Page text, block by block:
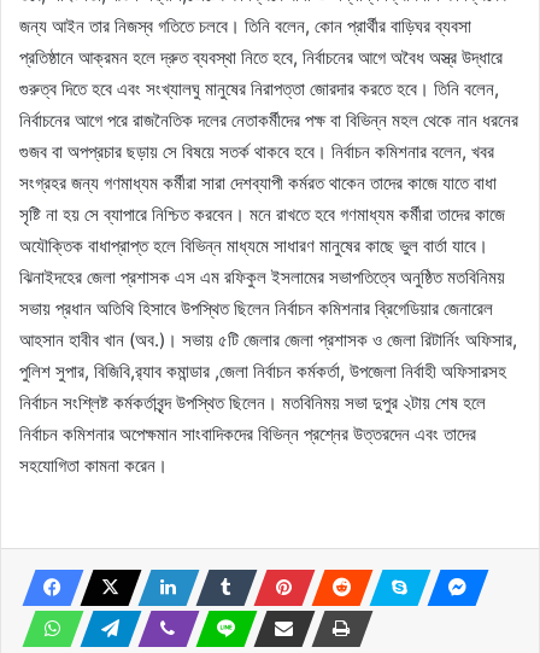
জন্য আইন তার নিজস্ব গতিতে চলবে। তিনি বলেন, কোন প্রার্থীর বাড়িঘর ব্যবসা
প্রতিষ্ঠানে আক্রমন হলে দ্রুত ব্যবস্থা নিতে হবে, নির্বাচনের আগে অবৈধ অস্ত্র উদ্ধারে
গুরুত্ব দিতে হবে এবং সংখ্যালঘু মানুষের নিরাপত্তা জোরদার করতে হবে। তিনি বলেন,
নির্বাচনের আগে পরে রাজনৈতিক দলের নেতাকর্মীদের পক্ষ বা বিভিন্ন মহল থেকে নান ধরনের
গুজব বা অপপ্রচার ছড়ায় সে বিষয়ে সতর্ক থাকবে হবে। নির্বাচন কমিশনার বলেন, খবর
সংগ্রহর জন্য গণমাধ্যম কর্মীরা সারা দেশব্যাপী কর্মরত থাকেন তাদের কাজে যাতে বাধা
সৃষ্টি না হয় সে ব্যাপারে নিশ্চিত করবেন। মনে রাখতে হবে গণমাধ্যম কর্মীরা তাদের কাজে
অযৌক্তিক বাধাপ্রাপ্ত হলে বিভিন্ন মাধ্যমে সাধারণ মানুষের কাছে ভুল বার্তা যাবে।
ঝিনাইদহের জেলা প্রশাসক এস এম রফিকুল ইসলামের সভাপতিত্বে অনুষ্ঠিত মতবিনিময়
সভায় প্রধান অতিথি হিসাবে উপস্থিত ছিলেন নির্বাচন কমিশনার ব্রিগেডিয়ার জেনারেল
আহসান হাবীব খান (অব.)। সভায় ৫টি জেলার জেলা প্রশাসক ও জেলা রিটার্নিং অফিসার,
পুলিশ সুপার, বিজিবি,র‌্যাব কমান্ডার ,জেলা নির্বাচন কর্মকর্তা, উপজেলা নির্বাহী অফিসারসহ
নির্বাচন সংশ্লিষ্ট কর্মকর্তাবৃন্দ উপস্থিত ছিলেন। মতবিনিময় সভা দুপুর ২টায় শেষ হলে
নির্বাচন কমিশনার অপেক্ষমান সাংবাদিকদের বিভিন্ন প্রশ্নের উত্তরদেন এবং তাদের
সহযোগিতা কামনা করেন।